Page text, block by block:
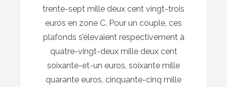
trente-sept mille deux cent vingt-trois
euros en zone C. Pour un couple, ces
plafonds s’élevaient respectivement à
quatre-vingt-deux mille deux cent
soixante-et-un euros, soixante mille
quarante euros, cinquante-cinq mille